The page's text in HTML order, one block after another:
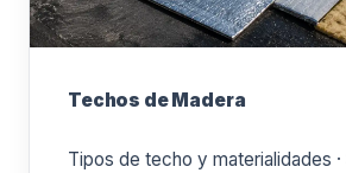
Techos de Madera
Tipos de techo y materialidades